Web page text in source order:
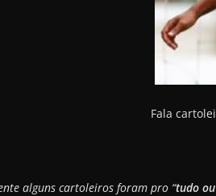
Fala
alguns cartoleiros foram pro “tudo